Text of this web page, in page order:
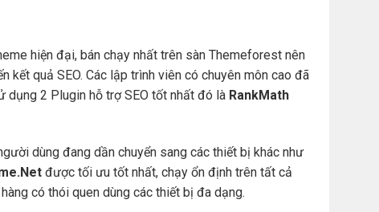
hiện đại, bán chạy nhất trên sàn Themeforest nên
kết quả SEO. Các lập trình viên có chuyên môn cao đã
dụng 2 Plugin hỗ trợ SEO tốt nhất đó là RankMath
dùng đang dần chuyển sang các thiết bị khác như
được tối ưu tốt nhất, chạy ổn định trên tất cả
có thói quen dùng các thiết bị đa dạng.